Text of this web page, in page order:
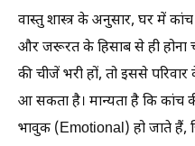
वास्तु शास्त्र के अनुसार, घर में
और जरूरत के हिसाब से ही होना
की चीजें भरी हों, तो इससे
आ सकता है। मान्यता है कि कांच
भावुक (Emotional) हो जाते हैं,